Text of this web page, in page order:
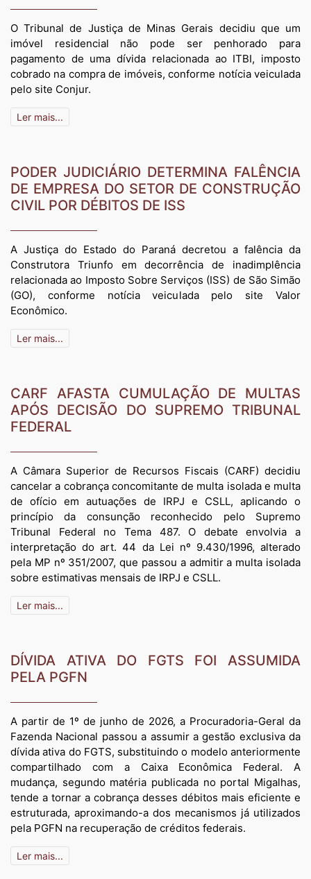
O Tribunal de Justiça de Minas Gerais decidiu que um
imóvel residencial não pode ser penhorado para
pagamento de uma dívida relacionada ao ITBI, imposto
cobrado na compra de imóveis, conforme notícia veiculada
pelo site Conjur.
Ler mais...
PODER JUDICIÁRIO DETERMINA FALÊNCIA
DE EMPRESA DO SETOR DE CONSTRUÇÃO
CIVIL POR DÉBITOS DE ISS
A Justiça do Estado do Paraná decretou a falência da
Construtora Triunfo em decorrência de inadimplência
relacionada ao Imposto Sobre Serviços (ISS) de São Simão
(GO), conforme notícia veiculada pelo site Valor
Econômico.
Ler mais...
CARF AFASTA CUMULAÇÃO DE MULTAS
APÓS DECISÃO DO SUPREMO TRIBUNAL
FEDERAL
A Câmara Superior de Recursos Fiscais (CARF) decidiu
cancelar a cobrança concomitante de multa isolada e multa
de ofício em autuações de IRPJ e CSLL, aplicando o
princípio da consunção reconhecido pelo Supremo
Tribunal Federal no Tema 487. O debate envolvia a
interpretação do art. 44 da Lei nº 9.430/1996, alterado
pela MP nº 351/2007, que passou a admitir a multa isolada
sobre estimativas mensais de IRPJ e CSLL.
Ler mais...
DÍVIDA ATIVA DO FGTS FOI ASSUMIDA
PELA PGFN
A partir de 1º de junho de 2026, a Procuradoria-Geral da
Fazenda Nacional passou a assumir a gestão exclusiva da
dívida ativa do FGTS, substituindo o modelo anteriormente
compartilhado com a Caixa Econômica Federal. A
mudança, segundo matéria publicada no portal Migalhas,
tende a tornar a cobrança desses débitos mais eficiente e
estruturada, aproximando-a dos mecanismos já utilizados
pela PGFN na recuperação de créditos federais.
Ler mais...